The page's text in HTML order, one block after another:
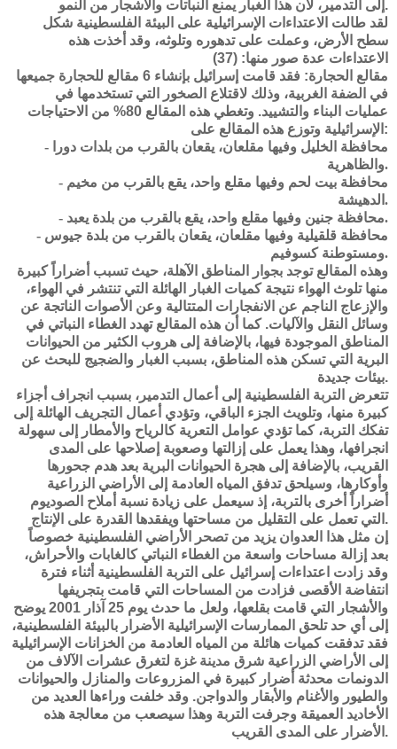
إلى التدمير، لأن هذا الغبار يمنع النباتات والأشجار من النمو.
سطح الأرض، وعملت على تدهوره وتلوثه، وقد أخذت هذه
الاعتداءات عدة صور منها: (37)
مقالع الحجارة: فقد قامت إسرائيل بإنشاء 6 مقالع للحجارة جميعها
في الضفة الغربية، وذلك لاقتلاع الصخور التي تستخدمها في
عمليات البناء والتشييد. وتغطي هذه المقالع 80% من الاحتياجات
الإسرائيلية وتوزع هذه المقالع على:
- محافظة الخليل وفيها مقلعان، يقعان بالقرب من بلدات دورا
والظاهرية.
- محافظة بيت لحم وفيها مقلع واحد، يقع بالقرب من مخيم
الدهيشة.
- محافظة جنين وفيها مقلع واحد، يقع بالقرب من بلدة يعبد.
- محافظة قلقيلية وفيها مقلعان، يقعان بالقرب من بلدة جيوس
ومستوطنة كسوفيم.
وهذه المقالع توجد بجوار المناطق الآهلة، حيث تسبب أضراراً كبيرة
منها تلوث الهواء نتيجة كميات الغبار الهائلة التي تنتشر في الهواء،
والإزعاج الناجم عن الانفجارات المتتالية وعن الأصوات الناتجة عن
وسائل النقل والآليات. كما أن هذه المقالع تهدد الغطاء النباتي في
المناطق الموجودة فيها، بالإضافة إلى هروب الكثير من الحيوانات
البرية التي تسكن هذه المناطق، بسبب الغبار والضجيج للبحث عن
بيئات جديدة.
كبيرة منها، وتلويث الجزء الباقي، وتؤدي أعمال التجريف الهائلة إلى
تفكك التربة، كما تؤدي عوامل التعرية كالرياح والأمطار إلى سهولة
انجرافها، وهذا يعمل على إزالتها وصعوبة إصلاحها على المدى
القريب، بالإضافة إلى هجرة الحيوانات البرية بعد هدم جحورها
وأوكارها، وسيلحق تدفق المياه العادمة إلى الأراضي الزراعية
أضراراً أخرى بالتربة، إذ سيعمل على زيادة نسبة أملاح الصوديوم
التي تعمل على التقليل من مساحتها ويفقدها القدرة على الإنتاج.
بعد إزالة مساحات واسعة من الغطاء النباتي كالغابات والأحراش،
وقد زادت اعتداءات إسرائيل على التربة الفلسطينية أثناء فترة
انتفاضة الأقصى فزادت من المساحات التي قامت بتجريفها
والأشجار التي قامت بقلعها، ولعل ما حدث يوم 25 آذار 2001 يوضح
إلى أي حد تلحق الممارسات الإسرائيلية الأضرار بالبيئة الفلسطينية،
فقد تدفقت كميات هائلة من المياه العادمة من الخزانات الإسرائيلية
إلى الأراضي الزراعية شرق مدينة غزة لتغرق عشرات الآلاف من
الدونمات محدثة أضرار كبيرة في المزروعات والمنازل والحيوانات
والطيور والأغنام والأبقار والدواجن. وقد خلفت وراءها العديد من
الأخاديد العميقة وجرفت التربة وهذا سيصعب من معالجة هذه
الأضرار على المدى القريب.